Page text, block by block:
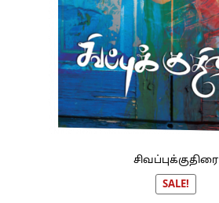
சிவப்புக்குதிரை
SALE!